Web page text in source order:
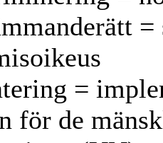
=
för de